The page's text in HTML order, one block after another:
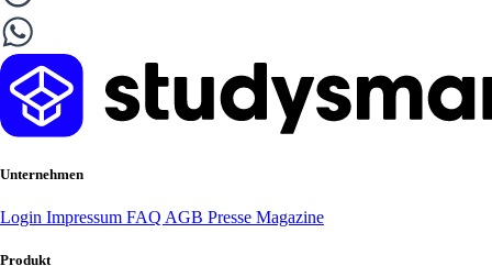
Unternehmen
Login Impressum FAQ AGB Presse Magazine
Produkt